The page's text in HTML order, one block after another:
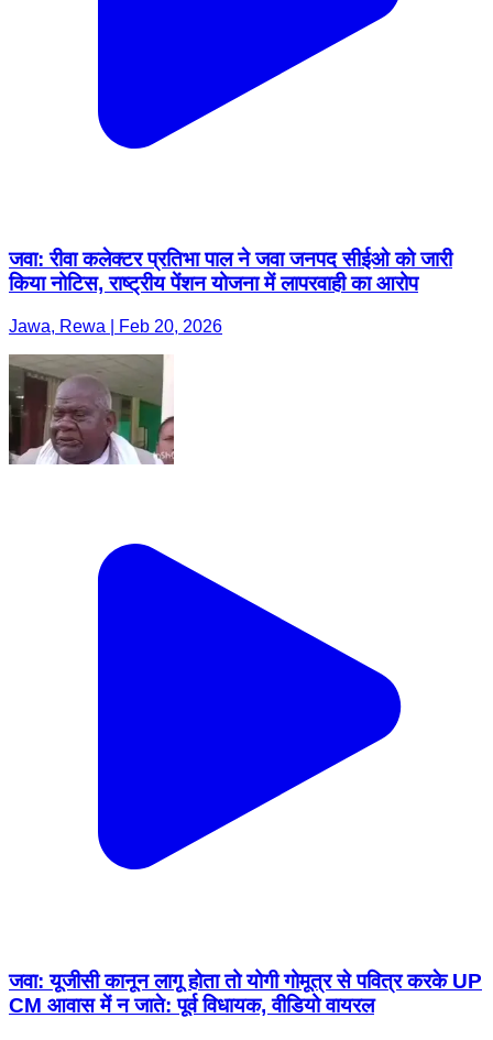
जवा: रीवा कलेक्टर प्रतिभा पाल ने जवा जनपद सीईओ को जारी
किया नोटिस, राष्ट्रीय पेंशन योजना में लापरवाही का आरोप
Jawa, Rewa | Feb 20, 2026
जवा: यूजीसी कानून लागू होता तो योगी गोमूत्र से पवित्र करके UP
CM आवास में न जाते: पूर्व विधायक, वीडियो वायरल